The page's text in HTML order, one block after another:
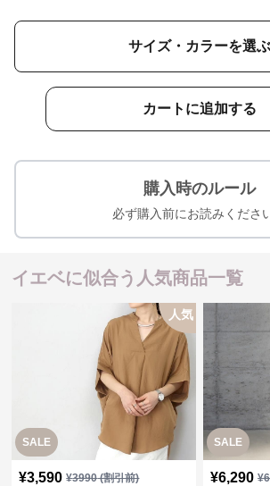
サイズ・カラーを選ぶ
カートに追加する
購入時のルール
必ず購入前にお読みくださ
イエベに似合う人気商品一覧
SALE
人気
¥3,590 ¥3990(割引前)
SALE
¥6,290 ¥